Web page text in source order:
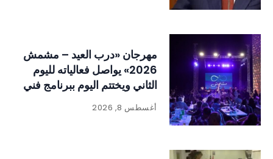
مهرجان «درب العيد – مشمش
2026» يواصل فعالياته لليوم
الثاني ويختتم اليوم ببرنامج فني
وتراثي حافل
أغسطس 8, 2026